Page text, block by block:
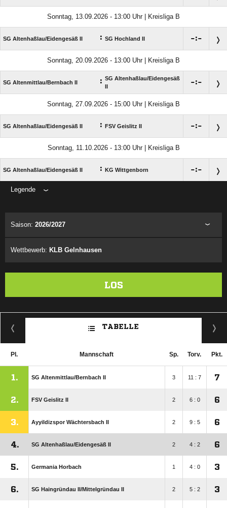
Sonntag, 13.09.2026 - 13:00 Uhr | Kreisliga B
SG Altenhaßlau/​Eidengesäß II : SG Hochland II :
Sonntag, 20.09.2026 - 13:00 Uhr | Kreisliga B
SG Altenmittlau/​Bernbach II : SG Altenhaßlau/​Eidengesäß
:
Sonntag, 27.09.2026 - 15:00 Uhr | Kreisliga B
SG Altenhaßlau/​Eidengesäß II : FSV Geislitz II :
Sonntag, 11.10.2026 - 13:00 Uhr | Kreisliga B
SG Altenhaßlau/​Eidengesäß II : KG Wittgenborn :
Legende
Saison: 2026/2027
Wettbewerb: KLB Gelnhausen
LOS
TABELLE
Pl. Mannschaft Sp. Torv. Pkt.
1. SG Altenmittlau/​Bernbach II 3 11 : 7 7
2. FSV Geislitz II 2 6 : 0 6
3. Ayyildizspor Wächtersbach II 2 9 : 5 6
4. SG Altenhaßlau/​Eidengesäß II 2 4 : 2 6
5. Germania Horbach 1 4 : 0 3
6. SG Haingründau II/​Mittelgründau II 2 5 : 2 3